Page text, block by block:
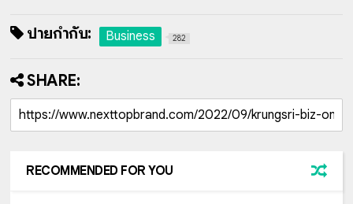
ป้ายกำกับ: Business 282
SHARE:
RECOMMENDED FOR YOU